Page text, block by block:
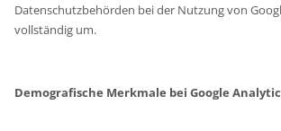
Datenschutzbehörden bei der Nutzung von
vollständig um.
Demografische Merkmale bei Google